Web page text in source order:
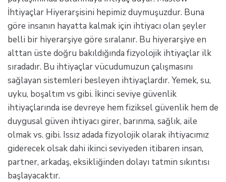
İhtiyaçlar Hiyerarşisini hepimiz duymuşuzdur. Buna
göre insanın hayatta kalmak için ihtiyacı olan şeyler
belli bir hiyerarşiye göre sıralanır. Bu hiyerarşiye en
alttan üste doğru bakıldığında fizyolojik ihtiyaçlar ilk
sıradadır. Bu ihtiyaçlar vücudumuzun çalışmasını
sağlayan sistemleri besleyen ihtiyaçlardır. Yemek, su,
uyku, boşaltım vs gibi. İkinci seviye güvenlik
ihtiyaçlarında ise devreye hem fiziksel güvenlik hem de
duygusal güven ihtiyacı girer, barınma, sağlık, aile
olmak vs. gibi. Issız adada fizyolojik olarak ihtiyacımız
giderecek olsak dahi ikinci seviyeden itibaren insan,
partner, arkadaş, eksikliğinden dolayı tatmin sıkıntısı
başlayacaktır.